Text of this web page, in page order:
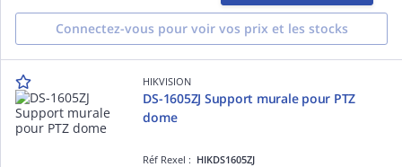
Connectez-vous pour voir vos prix et les stocks
HIKVISION
DS-1605ZJ Support murale pour PTZ
dome
Réf Rexel : HIKDS1605ZJ